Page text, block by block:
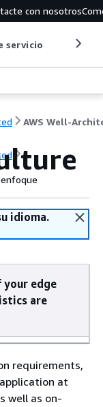
con nosotros
servicio
idioma.
your edge
are
requirements,
at
well as on-